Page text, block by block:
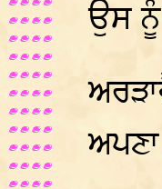
ਉਸ ਨੂੰ